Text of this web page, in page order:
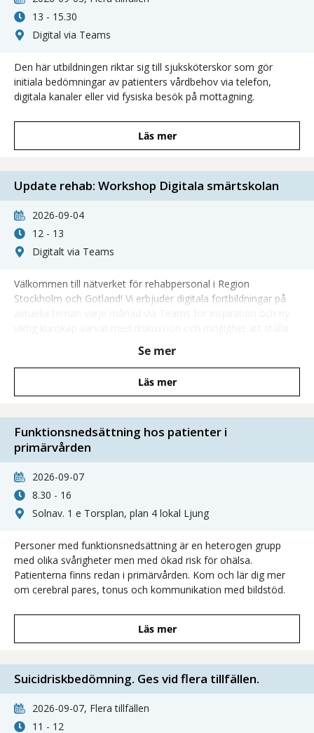
13 - 15.30
Digital via Teams
Den här utbildningen riktar sig till sjuksköterskor som gör
initiala bedömningar av patienters vårdbehov via telefon,
digitala kanaler eller vid fysiska besök på mottagning.
Läs mer
Update rehab: Workshop Digitala smärtskolan
2026-09-04
12 - 13
Digitalt via Teams
Välkommen till nätverket för rehabpersonal i Region
Stockholm och Gotland! Vi erbjuder digitala fortbildningar på
Se mer
Läs mer
Funktionsnedsättning hos patienter i
primärvården
2026-09-07
8.30 - 16
Solnav. 1 e Torsplan, plan 4 lokal Ljung
Personer med funktionsnedsättning är en heterogen grupp
med olika svårigheter men med ökad risk för ohälsa.
Patienterna finns redan i primärvården. Kom och lär dig mer
om cerebral pares, tonus och kommunikation med bildstöd.
Läs mer
Suicidriskbedömning. Ges vid flera tillfällen.
2026-09-07, Flera tillfällen
11 - 12